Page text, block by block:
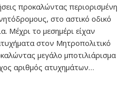
προκαλώντας περιορισμένη
στο αστικό οδικό
Μέχρι το μεσημέρι είχαν
στον Μητροπολιτικό
μεγάλο μποτιλιάρισμα
αριθμός ατυχημάτων…